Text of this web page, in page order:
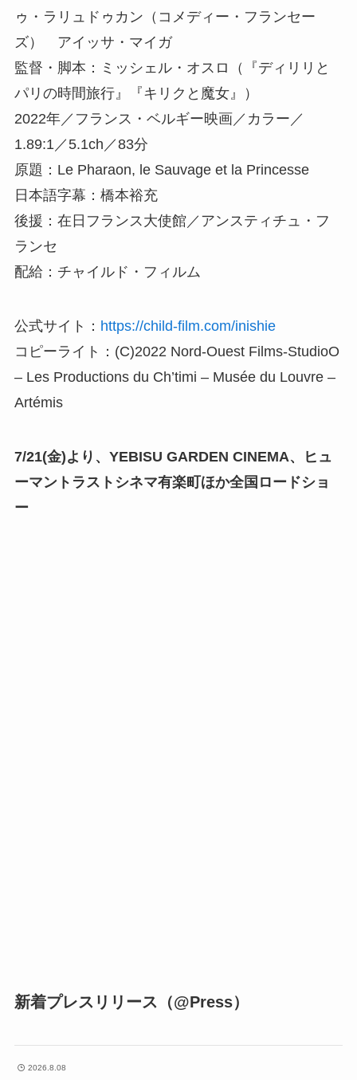
ゥ・ラリュドゥカン（コメディー・フランセー
ズ） アイッサ・マイガ
監督・脚本：ミッシェル・オスロ（『ディリリと
パリの時間旅行』『キリクと魔女』）
2022年／フランス・ベルギー映画／カラー／
1.89:1／5.1ch／83分
原題：Le Pharaon, le Sauvage et la Princesse
日本語字幕：橋本裕充
後援：在日フランス大使館／アンスティチュ・フ
ランセ
配給：チャイルド・フィルム
公式サイト： https://child-film.com/inishie
コピーライト：(C)2022 Nord-Ouest Films-StudioO
– Les Productions du Ch’timi – Musée du Louvre –
Artémis
7/21(金)より、YEBISU GARDEN CINEMA、ヒュ
ーマントラストシネマ有楽町ほか全国ロードショ
ー
新着プレスリリース（@Press）
2026.8.08